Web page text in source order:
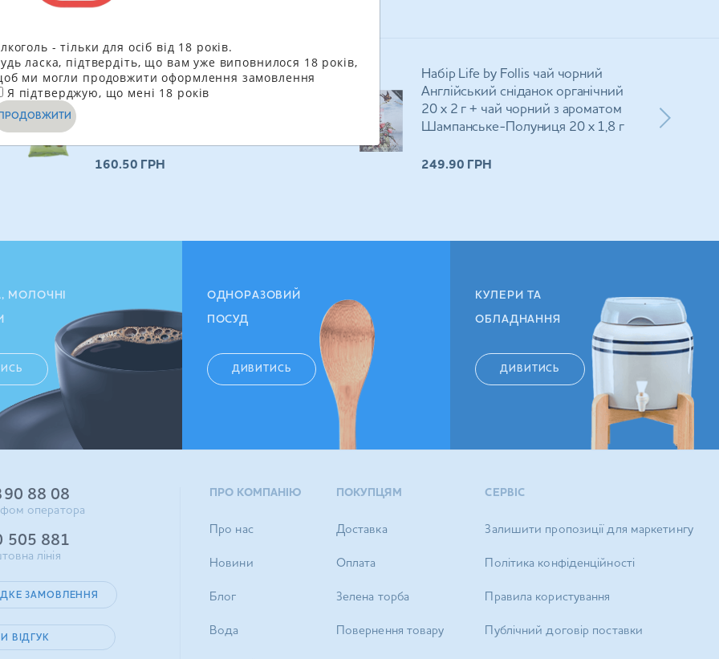
Набір Pafritas чипси картопляні з
морською сіллю + чипси
160.50 ГРН
Набір Life by Follis чай чорний
Англійський сніданок органічний
20 х 2 г + чай чорний з ароматом
Шампанське-Полуниця 20 х 1,8 г
249.90 ГРН
МОЛОЧНІ ОДНОРАЗОВИЙ
ПОСУД
ДИВИТИСЬ
КУЛЕРИ ТА
ОБЛАДНАННЯ
ДИВИТИСЬ
88 08
оператора
505 881
лінія
ЗАМОВЛЕННЯ
ВІДГУК
ПРО КОМПАНІЮ
Про нас
Новини
Блог
Вода
ПОКУПЦЯМ
Доставка
Оплата
Зелена торба
Повернення товару
СЕРВІС
Залишити пропозиції для маркетингу
Політика конфіденційності
Правила користування
Публічний договір поставки
- тільки для осіб від 18 років.
ласка, підтвердіть, що вам уже виповнилося 18 років,
ми могли продовжити оформлення замовлення
Я підтверджую, що мені 18 років
ПРОДОВЖИТИ